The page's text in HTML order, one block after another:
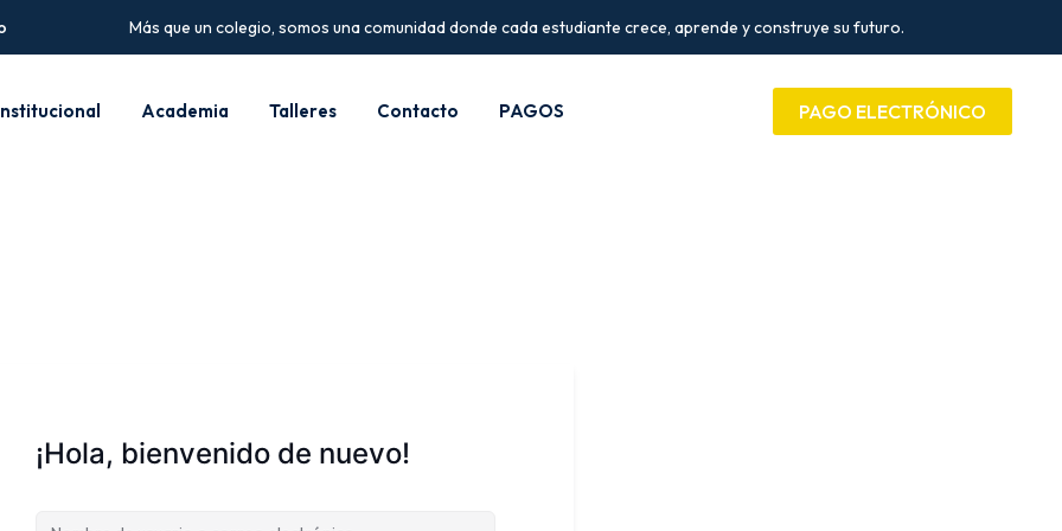
Más que un colegio, somos una comunidad donde cada estudiante crece, aprende y construye su futuro.
Academia Talleres Contacto PAGOS PAGO ELECTRÓNICO
¡Hola, bienvenido de nuevo!